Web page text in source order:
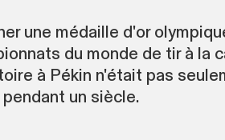
une médaille d'or
du monde de tir à la
à Pékin n'était pas
un siècle.